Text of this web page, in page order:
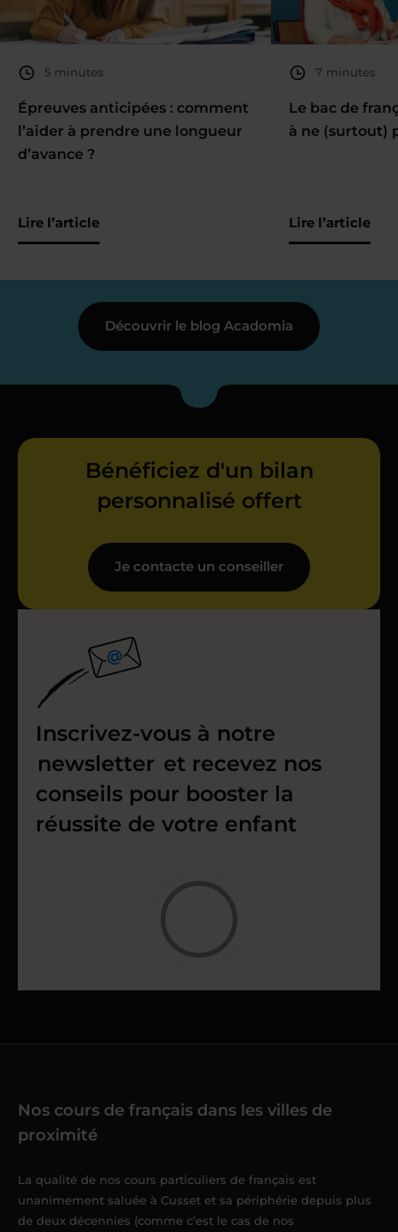
5 minutes
Épreuves anticipées : comment
l’aider à prendre une longueur
d’avance ?
Lire l’article
7 minutes
Le bac de
à ne (surtout)
Lire l’article
Découvrir le blog Acadomia
Bénéficiez d'un bilan
personnalisé offert
Je contacte un conseiller
Inscrivez-vous à notre
newsletter et recevez nos
conseils pour booster la
réussite de votre enfant
Nos cours de français dans les villes de
proximité
La qualité de nos cours particuliers de français est
unanimement saluée à Cusset et sa périphérie depuis plus
de deux décennies (comme c’est le cas de nos